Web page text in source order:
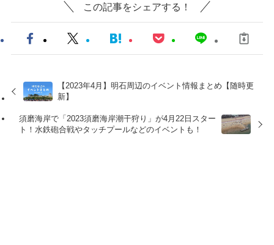
この記事をシェアする！
【2023年4月】明石周辺のイベント情報まとめ【随時更
新】
須磨海岸で「2023須磨海岸潮干狩り」が4月22日スター
ト！水鉄砲合戦やタッチプールなどのイベントも！